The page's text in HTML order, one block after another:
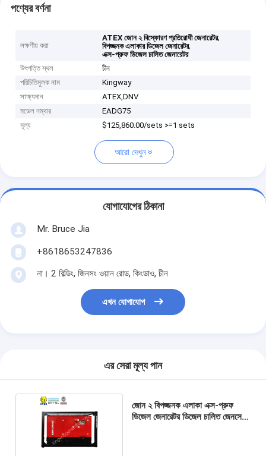
পণ্যের বর্ণনা
লক্ষণীয় করা
ATEX জোন ২ বিস্ফোরণ প্রতিরোধী জেনারেটর,
বিপজ্জনক এলাকার ডিজেল জেনারেটর,
এক্স-প্রুফ ডিজেল চালিত জেনারেটর
উৎপত্তি স্থল
চীন
পরিচিতিমুলক নাম
Kingway
সাক্ষ্যদান
ATEX,DNV
মডেল নম্বার
EADG75
মূল্য
$125,860.00/sets >=1 sets
আরো দেখুন
যোগাযোগের ঠিকানা
Mr. Bruce Jia
+8618653247836
না। 2 বিল্ডিং, জিনসং ওয়ান রোড, কিংডাও, চীন
এখন যোগাযোগ
এর সেরা মূল্য পান
জোন ২ বিপজ্জনক এলাকা এক্স-প্রুফ
ডিজেল জেনারেটর ডিজেল চালিত জেনসেট